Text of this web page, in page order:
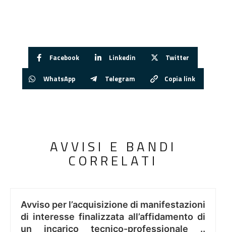
Facebook Linkedin Twitter
WhatsApp Telegram Copia link
AVVISI E BANDI
CORRELATI
Avviso per l’acquisizione di manifestazioni
di interesse finalizzata all’affidamento di
un incarico tecnico-professionale ..